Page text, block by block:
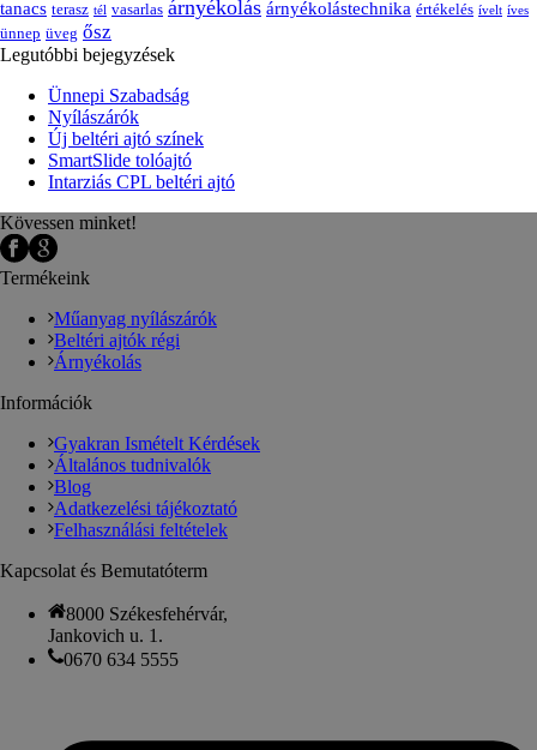
tanacs terasz tél vasarlas árnyékolás árnyékolástechnika értékelés ívelt íves
ünnep üveg ősz
Legutóbbi bejegyzések
Ünnepi Szabadság
Nyílászárók
Új beltéri ajtó színek
SmartSlide tolóajtó
Intarziás CPL beltéri ajtó
Kövessen minket!
Termékeink
Műanyag nyílászárók
Beltéri ajtók régi
Árnyékolás
Információk
Gyakran Ismételt Kérdések
Általános tudnivalók
Blog
Adatkezelési tájékoztató
Felhasználási feltételek
Kapcsolat és Bemutatóterm
8000 Székesfehérvár,
Jankovich u. 1.
0670 634 5555